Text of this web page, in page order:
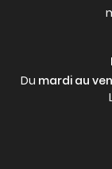
Du mardi au